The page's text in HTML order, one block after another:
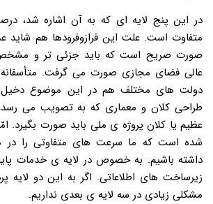
در این پنج لایه ای که به آن اشاره شد،
متفاوت است. علت این فرازوفرودها هم شاید
صورت صریح است که باید جزئی تر و
عالی فضای مجازی صورت می گرفت.
دولت های مختلف هم در این موضوع دخیل
طراحی کلان و معماری که به تصویب می
عظیم یا کلان پروژه ی ملی باید صورت بگیرد.
شده است که ما سرعت های متفاوتی را در
داشته باشیم. به خصوص در لایه ی خدمات
زیرساخت های اطلاعاتی. اگر به این دو لایه
مشکلی زیادی در سه لایه ی بعدی نداریم.